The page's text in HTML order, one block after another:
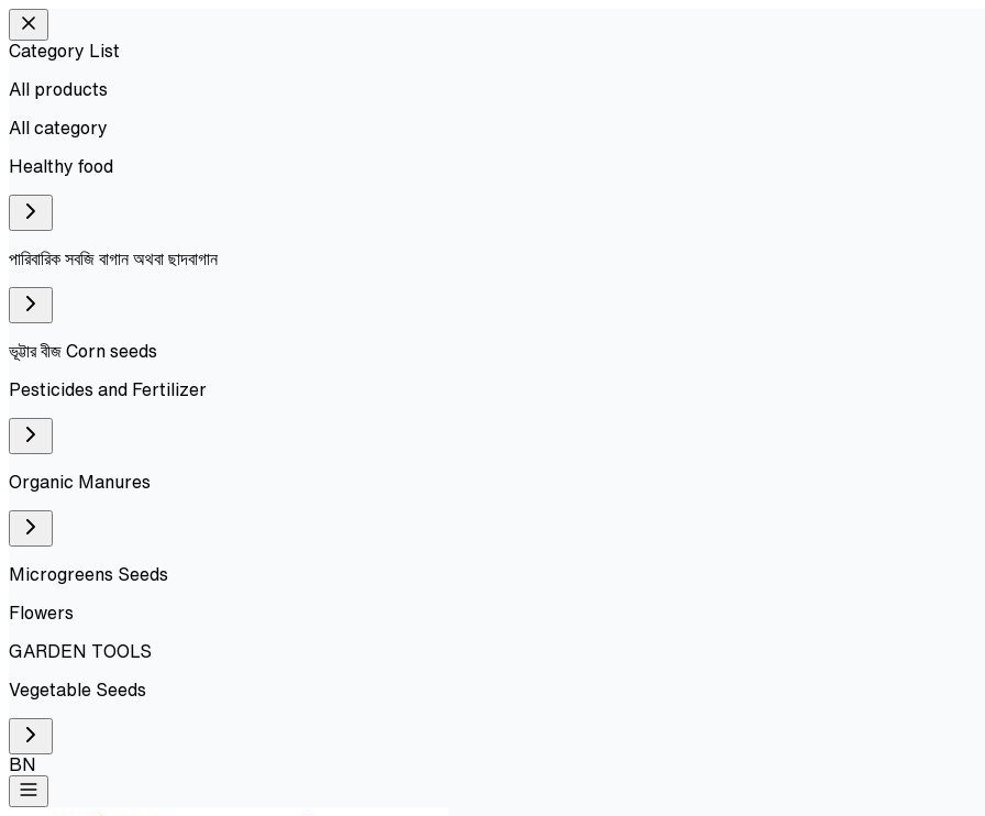
Category List
All products
All category
Healthy food
পারিবারিক সবজি বাগান অথবা ছাদবাগান
ভূট্টার বীজ Corn seeds
Pesticides and Fertilizer
Organic Manures
Microgreens Seeds
Flowers
GARDEN TOOLS
Vegetable Seeds
BN